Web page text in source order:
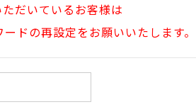
だいているお客様は
ドの再設定をお願いいたします。